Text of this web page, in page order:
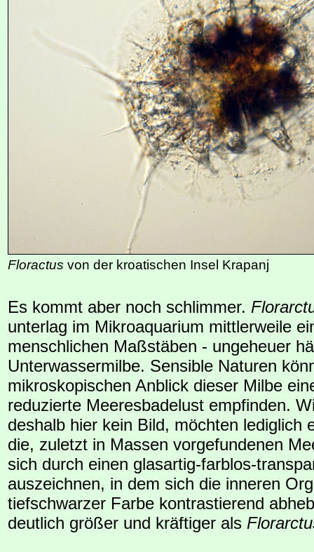
Floractus von der kroatischen Insel Krapanj
Es kommt aber noch schlimmer.
unterlag im Mikroaquarium mittlerweile
menschlichen Maßstäben - ungeheuer
Unterwassermilbe. Sensible Naturen
mikroskopischen Anblick dieser Milbe
reduzierte Meeresbadelust empfinden.
deshalb hier kein Bild, möchten lediglich
die, zuletzt in Massen vorgefundenen
sich durch einen glasartig-farblos-
auszeichnen, in dem sich die inneren
tiefschwarzer Farbe kontrastierend
deutlich größer und kräftiger als